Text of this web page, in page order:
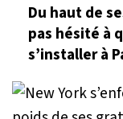
Du haut de
pas hésité à
s’installer à